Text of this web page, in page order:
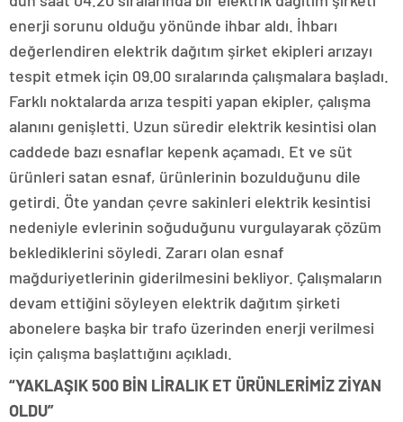
enerji sorunu olduğu yönünde ihbar aldı. İhbarı
değerlendiren elektrik dağıtım şirket ekipleri arızayı
tespit etmek için 09.00 sıralarında çalışmalara başladı.
Farklı noktalarda arıza tespiti yapan ekipler, çalışma
alanını genişletti. Uzun süredir elektrik kesintisi olan
caddede bazı esnaflar kepenk açamadı. Et ve süt
ürünleri satan esnaf, ürünlerinin bozulduğunu dile
getirdi. Öte yandan çevre sakinleri elektrik kesintisi
nedeniyle evlerinin soğuduğunu vurgulayarak çözüm
beklediklerini söyledi. Zararı olan esnaf
mağduriyetlerinin giderilmesini bekliyor. Çalışmaların
devam ettiğini söyleyen elektrik dağıtım şirketi
abonelere başka bir trafo üzerinden enerji verilmesi
için çalışma başlattığını açıkladı.
“YAKLAŞIK 500 BİN LİRALIK ET ÜRÜNLERİMİZ ZİYAN
OLDU”